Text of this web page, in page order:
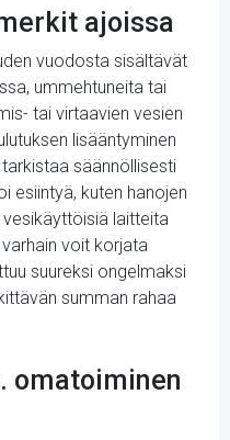
ajoissa
vuodosta sisältävät
ummehtuneita tai
tai virtaavien vesien
lisääntyminen
säännöllisesti
esiintyä, kuten hanojen
laitteita
voit korjata
suureksi ongelmaksi
summan rahaa
omatoiminen